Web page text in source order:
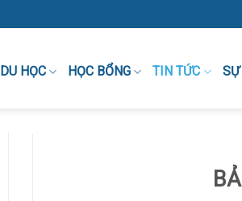
DU HỌC HỌC BỔNG TIN TỨC SỰ